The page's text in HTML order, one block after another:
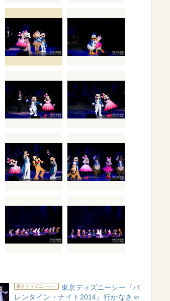
東京ディズニーシー
東京ディズニーシー『バ
レンタイン・ナイト2014』行かなきゃ